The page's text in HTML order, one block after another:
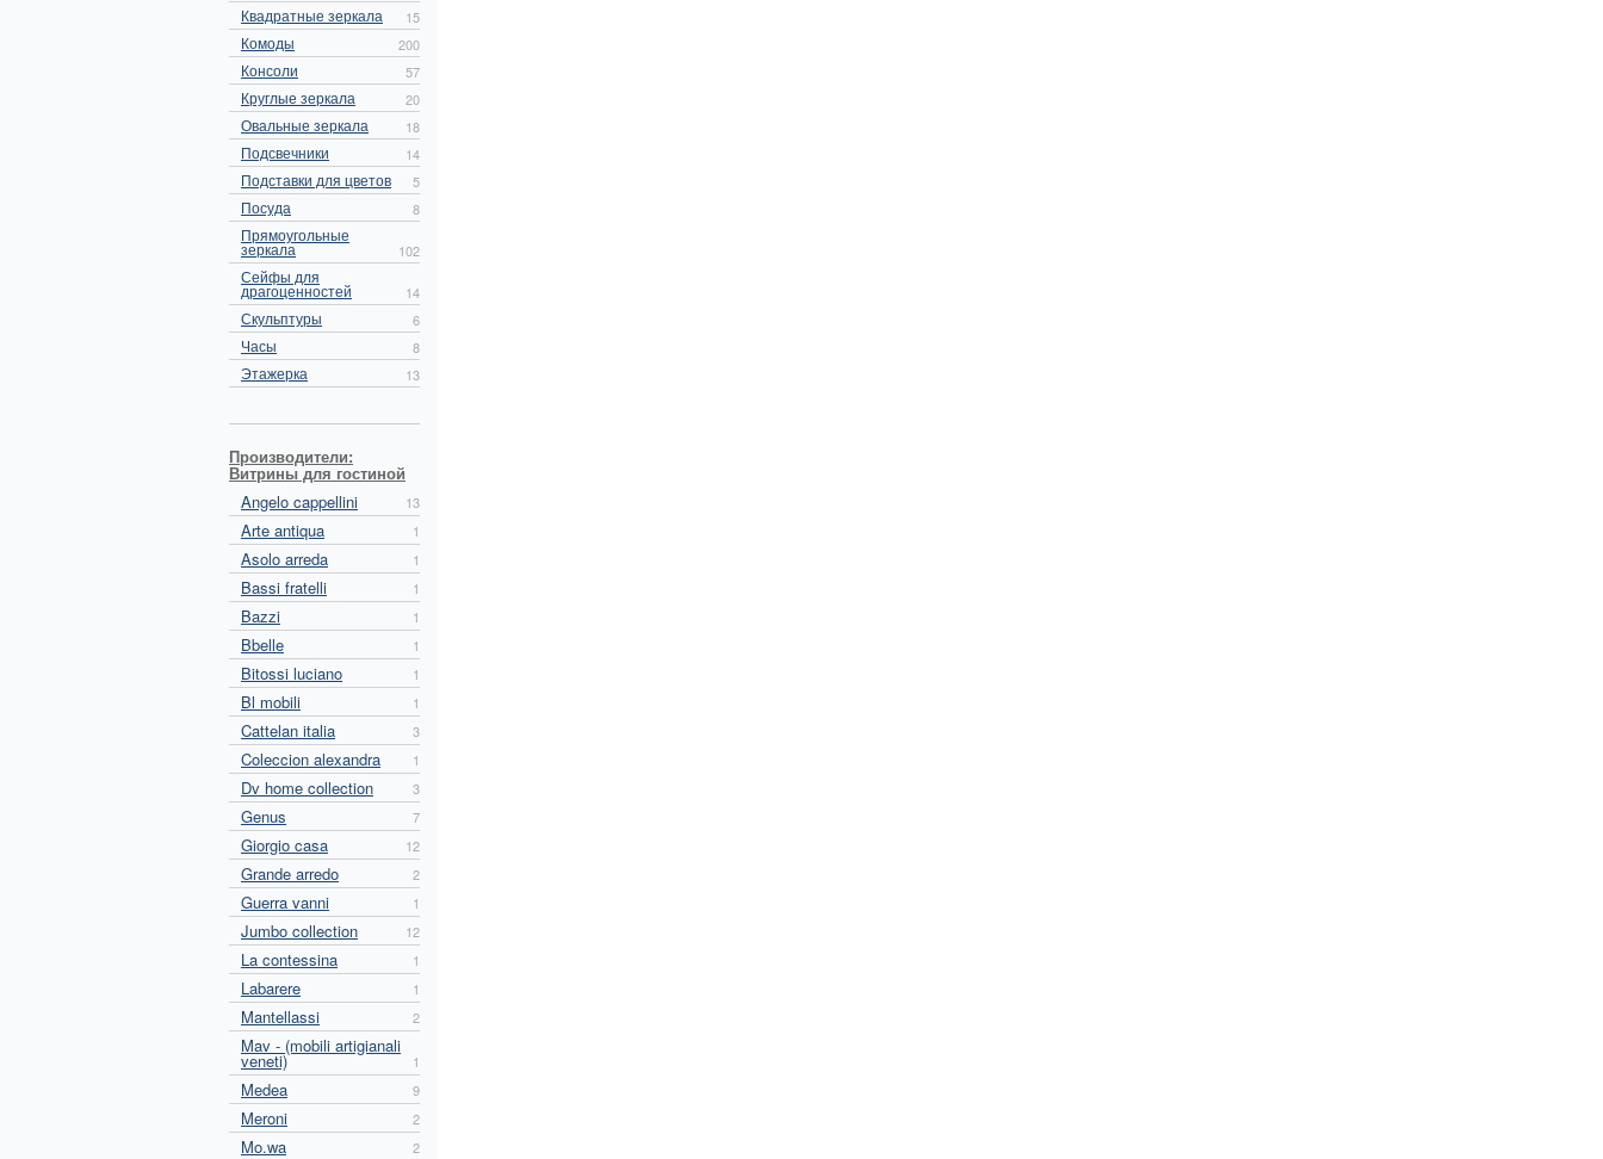
Квадратные зеркала 15
Комоды 200
Консоли 57
Круглые зеркала 20
Овальные зеркала 18
Подсвечники 14
Подставки для цветов 5
Посуда 8
Прямоугольные
зеркала 102
Сейфы для
драгоценностей 14
Скульптуры 6
Часы 8
Этажерка 13
Производители:
Витрины для гостиной
Angelo cappellini
13
Arte antiqua 1
Asolo arreda 1
Bassi fratelli 1
Bazzi 1
Bbelle 1
Bitossi luciano 1
Bl mobili 1
Cattelan italia 3
Coleccion alexandra 1
Dv home collection 3
Genus 7
Giorgio casa 12
Grande arredo 2
Guerra vanni 1
Jumbo collection 12
La contessina 1
Labarere 1
Mantellassi 2
Mav - (mobili artigianali
veneti) 1
Medea 9
Meroni 2
Mo.wa 2